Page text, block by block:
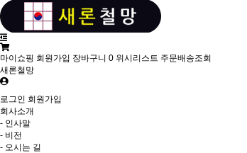
마이쇼핑 회원가입 장바구니 0 위시리스트 주문배송조회
새론철망
로그인 회원가입
회사소개
- 인사말
- 비전
- 오시는 길